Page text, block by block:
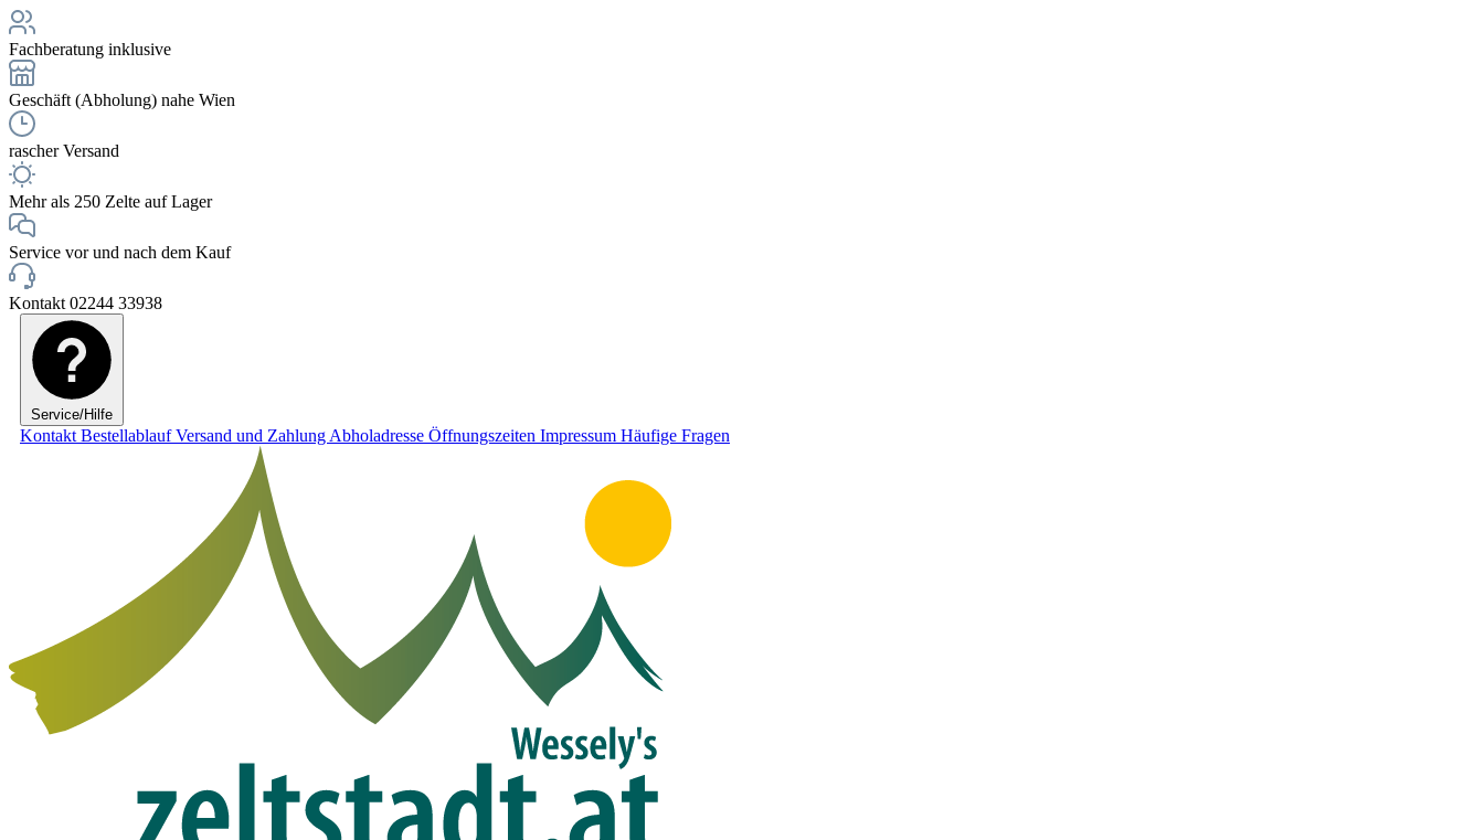
Fachberatung inklusive
Geschäft (Abholung) nahe Wien
rascher Versand
Mehr als 250 Zelte auf Lager
Service vor und nach dem Kauf
Kontakt 02244 33938
Service/Hilfe
Kontakt BestellablaufVersand und Zahlung Abholadresse Öffnungszeiten Impressum Häufige Fragen